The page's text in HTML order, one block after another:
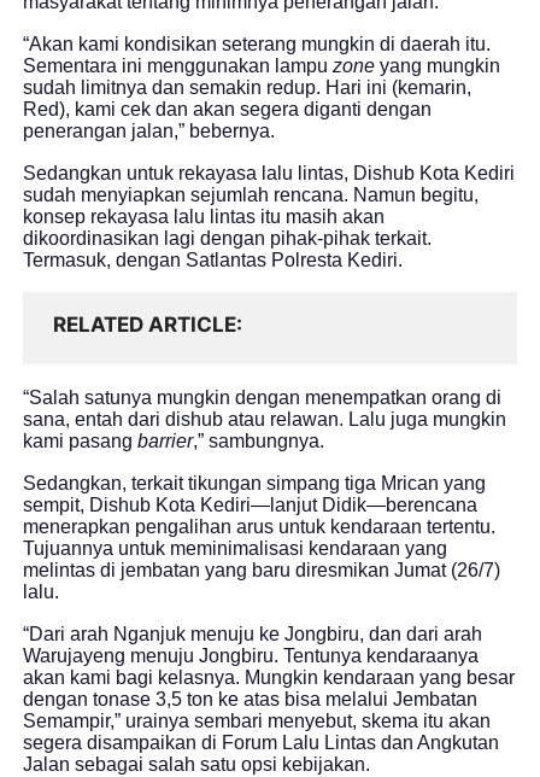
“Akan kami kondisikan seterang mungkin di daerah itu.
Sementara ini menggunakan lampuzone yang mungkin
sudah limitnya dan semakin redup. Hari ini (kemarin,
Red), kami cek dan akan segera diganti dengan
penerangan jalan,” bebernya.
Sedangkan untuk rekayasa lalu lintas, Dishub Kota Kediri
sudah menyiapkan sejumlah rencana. Namun begitu,
konsep rekayasa lalu lintas itu masih akan
dikoordinasikan lagi dengan pihak-pihak terkait.
Termasuk, dengan Satlantas Polresta Kediri.
RELATED ARTICLE
“Salah satunya mungkin dengan menempatkan orang di
sana, entah dari dishub atau relawan. Lalu juga mungkin
kami pasangbarrier,” sambungnya.
Sedangkan, terkait tikungan simpang tiga Mrican yang
sempit, Dishub Kota Kediri—lanjut Didik—berencana
menerapkan pengalihan arus untuk kendaraan tertentu.
Tujuannya untuk meminimalisasi kendaraan yang
melintas di jembatan yang baru diresmikan Jumat (26/7)
lalu.
“Dari arah Nganjuk menuju ke Jongbiru, dan dari arah
Warujayeng menuju Jongbiru. Tentunya kendaraanya
akan kami bagi kelasnya. Mungkin kendaraan yang besar
dengan tonase 3,5 ton ke atas bisa melalui Jembatan
Semampir,” urainya sembari menyebut, skema itu akan
segera disampaikan di Forum Lalu Lintas dan Angkutan
Jalan sebagai salah satu opsi kebijakan.